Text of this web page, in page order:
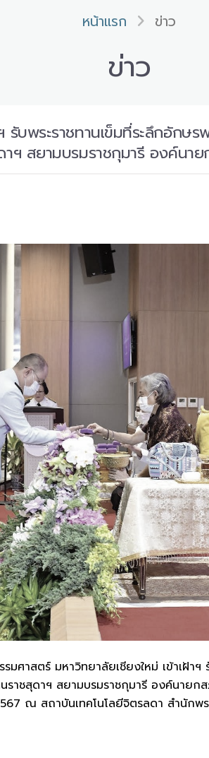
หน้าแรก ข่าว
ข่าว
รับพระราชทานเข็มที่ระลึกอักษ
าฯ สยามบรมราชกุมารี องค์นา
ศาสตร์ มหาวิทยาลัยเชียงใหม่ เข้าเฝ้าฯ
ราชสุดาฯ สยามบรมราชกุมารี องค์นาย
ณ สถาบันเทคโนโลยีจิตรลดา สำนักพ